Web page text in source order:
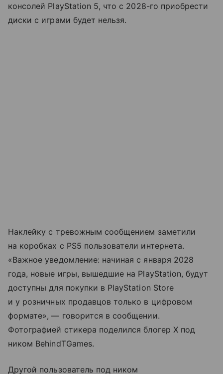
консолей PlayStation 5, что с 2028-го приобрести
диски с играми будет нельзя.
Наклейку с тревожным сообщением заметили
на коробках с PS5 пользователи интернета.
«Важное уведомление: начиная с января 2028
года, новые игры, вышедшие на PlayStation, будут
доступны для покупки в PlayStation Store
и у розничных продавцов только в цифровом
формате», — говорится в сообщении.
Фотографией стикера поделился блогер X под
ником BehindTGames.
Другой пользователь под ником